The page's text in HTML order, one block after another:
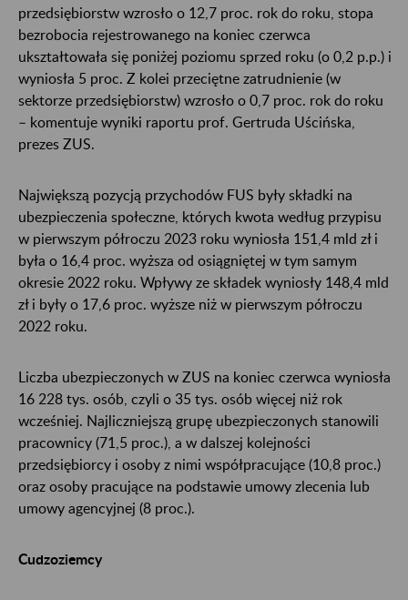
przedsiębiorstw wzrosło o 12,7 proc. rok do roku, stopa
bezrobocia rejestrowanego na koniec czerwca
ukształtowała się poniżej poziomu sprzed roku (o 0,2 p.p.) i
wyniosła 5 proc. Z kolei przeciętne zatrudnienie (w
sektorze przedsiębiorstw) wzrosło o 0,7 proc. rok do roku
– komentuje wyniki raportu prof. Gertruda Uścińska,
prezes ZUS.
Największą pozycją przychodów FUS były składki na
ubezpieczenia społeczne, których kwota według przypisu
w pierwszym półroczu 2023 roku wyniosła 151,4 mld zł i
była o 16,4 proc. wyższa od osiągniętej w tym samym
okresie 2022 roku. Wpływy ze składek wyniosły 148,4 mld
zł i były o 17,6 proc. wyższe niż w pierwszym półroczu
2022 roku.
Liczba ubezpieczonych w ZUS na koniec czerwca wyniosła
16 228 tys. osób, czyli o 35 tys. osób więcej niż rok
wcześniej. Najliczniejszą grupę ubezpieczonych stanowili
pracownicy (71,5 proc.), a w dalszej kolejności
przedsiębiorcy i osoby z nimi współpracujące (10,8 proc.)
oraz osoby pracujące na podstawie umowy zlecenia lub
umowy agencyjnej (8 proc.).
Cudzoziemcy